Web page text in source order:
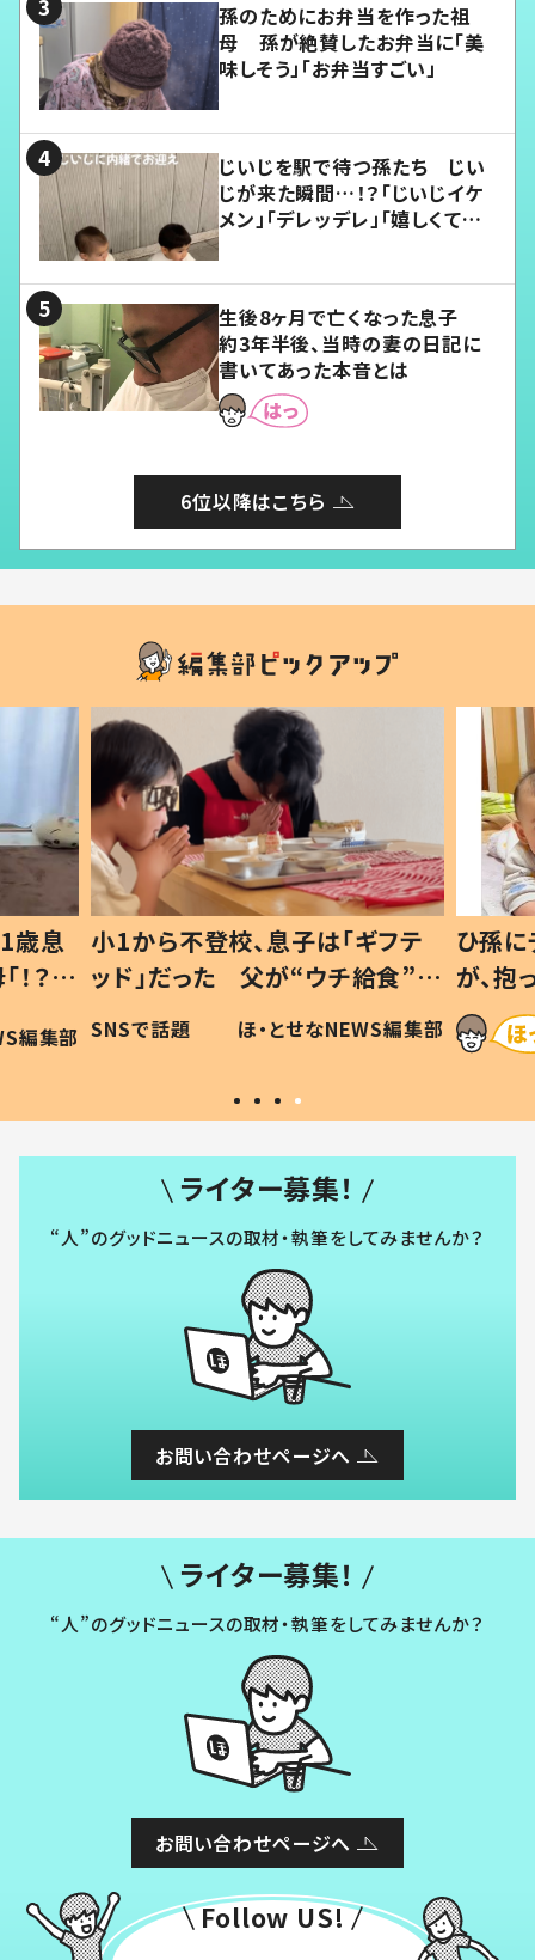
孫のためにお弁当を作った祖
母 孫が絶賛したお弁当に「美
味しそう」「お弁当すごい」
じいじを駅で待つ孫たち じい
じが来た瞬間…！？「じいじイケ
メン」「デレッデレ」「嬉しくて可
生後8ヶ月で亡くなった息子
約3年半後、当時の妻の日記に
書いてあった本音とは
6位以降はこちら
歳息
？」
編集部
小1から不登校、息子は「ギフテ
ッド」だった 父が“ウチ給食”を
作り続ける理由とは #令和の親
#令和の子
SNSで話題 ほ・とせなNEWS編集部
ひ孫
が、
「涙が
い」
ライター募集！
“人”のグッドニュースの取材・執筆をしてみませんか？
お問い合わせページへ
ライター募集！
“人”のグッドニュースの取材・執筆をしてみませんか？
お問い合わせページへ
Follow US!